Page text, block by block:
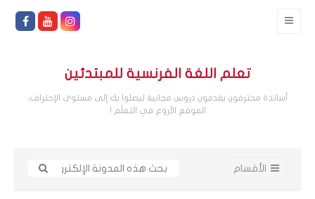
تعلم اللغة الفرنسية للمبتدئين
أساتذة محترفون يقدمون دروس مجانية ليصلوا بك إلى مستوى الإحتراف،
الموقع الأروع في التعلّم !
الأقسام